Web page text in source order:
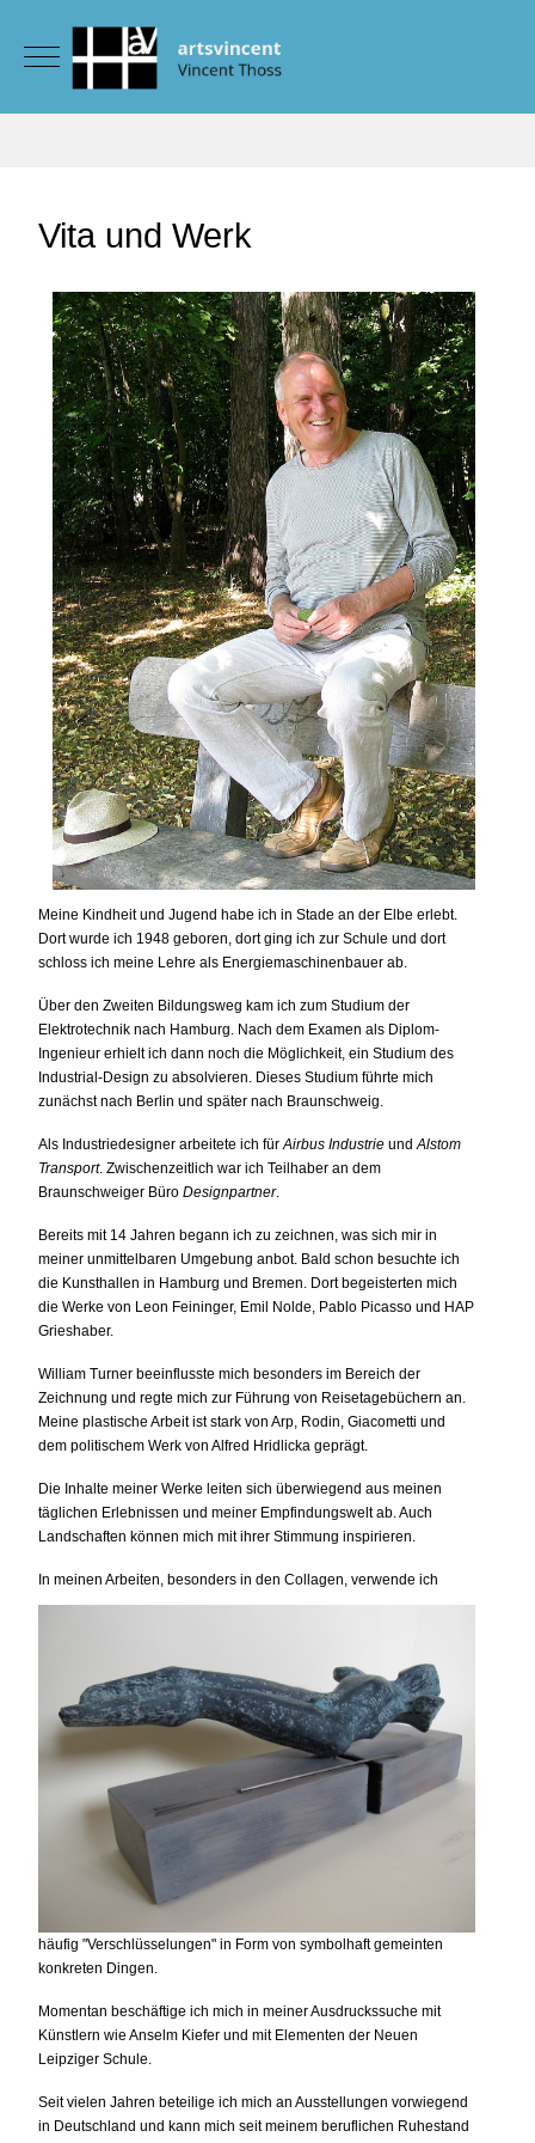
Mobile Menu Toggle
Vita und Werk
Meine Kindheit und Jugend habe ich in Stade an der Elbe erlebt.
Dort wurde ich 1948 geboren, dort ging ich zur Schule und dort
schloss ich meine Lehre als Energiemaschinenbauer ab.
Über den Zweiten Bildungsweg kam ich zum Studium der
Elektrotechnik nach Hamburg. Nach dem Examen als Diplom-
Ingenieur erhielt ich dann noch die Möglichkeit, ein Studium des
Industrial-Design zu absolvieren. Dieses Studium führte mich
zunächst nach Berlin und später nach Braunschweig.
Als Industriedesigner arbeitete ich für Airbus Industrie und Alstom
Transport. Zwischenzeitlich war ich Teilhaber an dem
Braunschweiger Büro Designpartner.
Bereits mit 14 Jahren begann ich zu zeichnen, was sich mir in
meiner unmittelbaren Umgebung anbot. Bald schon besuchte ich
die Kunsthallen in Hamburg und Bremen. Dort begeisterten mich
die Werke von Leon Feininger, Emil Nolde, Pablo Picasso und HAP
Grieshaber.
William Turner beeinflusste mich besonders im Bereich der
Zeichnung und regte mich zur Führung von Reisetagebüchern an.
Meine plastische Arbeit ist stark von Arp, Rodin, Giacometti und
dem politischem Werk von Alfred Hridlicka geprägt.
Die Inhalte meiner Werke leiten sich überwiegend aus meinen
täglichen Erlebnissen und meiner Empfindungswelt ab. Auch
Landschaften können mich mit ihrer Stimmung inspirieren.
In meinen Arbeiten, besonders in den Collagen, verwende ich
häufig "Verschlüsselungen" in Form von symbolhaft gemeinten
konkreten Dingen.
Momentan beschäftige ich mich in meiner Ausdruckssuche mit
Künstlern wie Anselm Kiefer und mit Elementen der Neuen
Leipziger Schule.
Seit vielen Jahren beteilige ich mich an Ausstellungen vorwiegend
in Deutschland und kann mich seit meinem beruflichen Ruhestand